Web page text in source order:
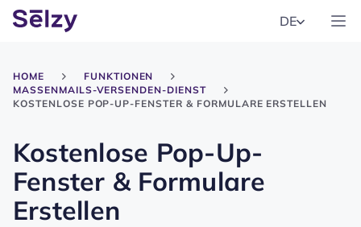
DE
HOME
FUNKTIONEN
MASSENMAILS-VERSENDEN-DIENST
KOSTENLOSE POP-UP-FENSTER & FORMULARE ERSTELLEN
Kostenlose Pop-Up-
Fenster & Formulare
Erstellen